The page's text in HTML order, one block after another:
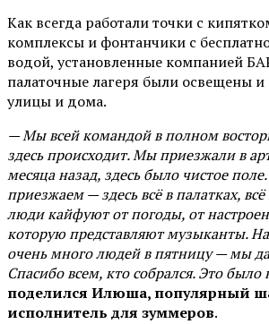
Как всегда работали точки с
комплексы и фонтанчики с
водой, установленные компанией
палаточные лагеря были освещены
улицы и дома.
— Мы всей командой в полном
здесь происходит. Мы приезжали в
месяца назад, здесь было чистое
приезжаем — здесь всё в палатках,
люди кайфуют от погоды, от
которую представляют музыканты.
очень много людей в пятницу — мы
Спасибо всем, кто собрался. Это было
поделился Илюша, популярный
исполнитель для зуммеров.